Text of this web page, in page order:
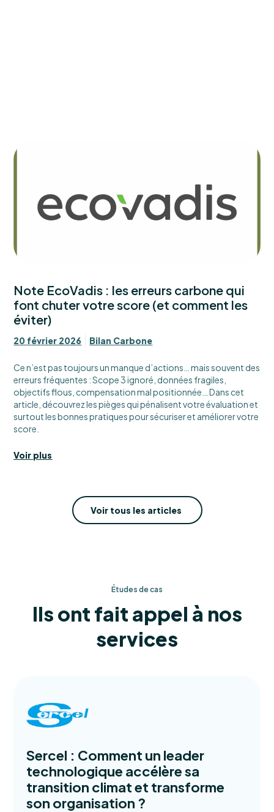
Note EcoVadis : les erreurs carbone qui
font chuter votre score (et comment les
éviter)
20 février 2026 Bilan Carbone
Ce n’est pas toujours un manque d’actions… mais souvent des
erreurs fréquentes : Scope 3 ignoré, données fragiles,
objectifs flous, compensation mal positionnée… Dans cet
article, découvrez les pièges qui pénalisent votre évaluation et
surtout les bonnes pratiques pour sécuriser et améliorer votre
score.
Voir plus
Voir tous les articles
Études de cas
Ils ont fait appel à nos
services
Sercel : Comment un leader
technologique accélère sa
transition climat et transforme
son organisation ?